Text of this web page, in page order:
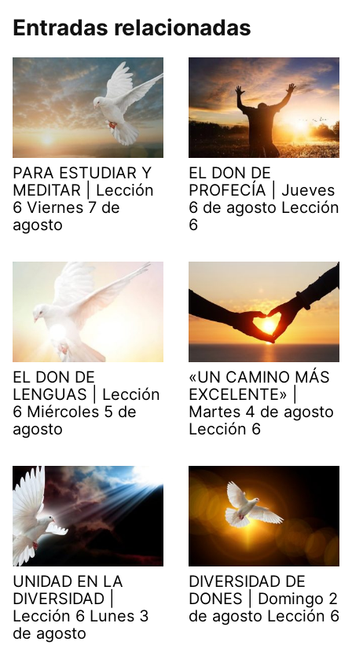
Entradas relacionadas
PARA ESTUDIAR Y
MEDITAR | Lección
6 Viernes 7 de
agosto
EL DON DE
PROFECÍA | Jueves
6 de agosto Lección
6
EL DON DE
LENGUAS | Lección
6 Miércoles 5 de
agosto
«UN CAMINO MÁS
EXCELENTE» |
Martes 4 de agosto
Lección 6
UNIDAD EN LA
DIVERSIDAD |
Lección 6 Lunes 3
de agosto
DIVERSIDAD DE
DONES | Domingo 2
de agosto Lección 6